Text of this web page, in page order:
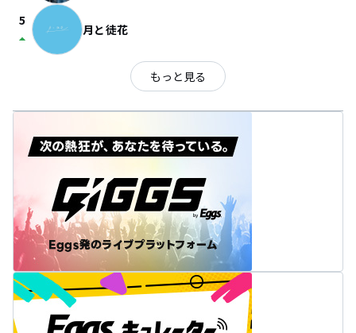
5
arrow_drop_up 月と徒花
もっと見る